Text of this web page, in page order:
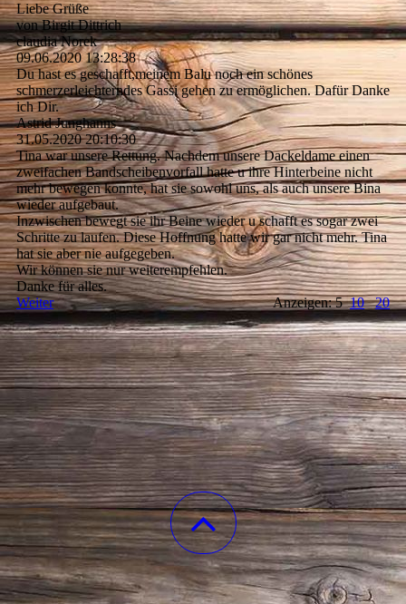
Liebe Grüße
von Birgit Dittrich
claudia Norek
09.06.2020 13:28:38
Du hast es geschafft,meinem Balu noch ein schönes
schmerzerleichterndes Gassi gehen zu ermöglichen. Dafür Danke
ich Dir.
Astrid Junghanns
31.05.2020 20:10:30
Tina war unsere Rettung. Nachdem unsere Dackeldame einen
zweifachen Bandscheibenvorfall hatte u ihre Hinterbeine nicht
mehr bewegen konnte, hat sie sowohl uns, als auch unsere Bina
wieder aufgebaut.
Inzwischen bewegt sie ihr Beine wieder u schafft es sogar zwei
Schritte zu laufen. Diese Hoffnung hatte wir gar nicht mehr. Tina
hat sie aber nie aufgegeben.
Wir können sie nur weiterempfehlen.
Danke für alles.
Weiter
Anzeigen: 510 20